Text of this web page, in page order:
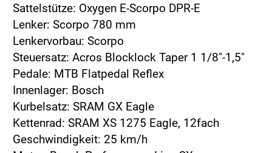
Sattelstütze: Oxygen E-Scorpo DPR-E
Lenker: Scorpo 780 mm
Lenkervorbau: Scorpo
Steuersatz: Acros Blocklock Taper 1 1/8"-1,5"
Pedale: MTB Flatpedal Reflex
Innenlager: Bosch
Kurbelsatz: SRAM GX Eagle
Kettenrad: SRAM XS 1275 Eagle, 12fach
Geschwindigkeit: 25 km/h